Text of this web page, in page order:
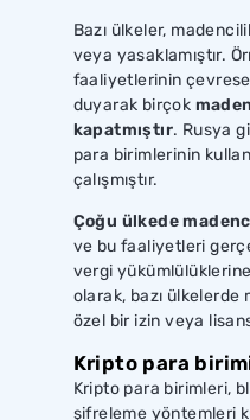
Bazı ülkeler,
veya yasaklamıştır.
faaliyetlerinin
duyarak birçok
kapatmıştır. Rusya
para birimlerinin
çalışmıştır.
Çoğu ülkede
ve bu faaliyetleri
vergi
olarak, bazı
özel bir izin veya
Kripto para
Kripto para birimleri,
şifreleme yöntemleri